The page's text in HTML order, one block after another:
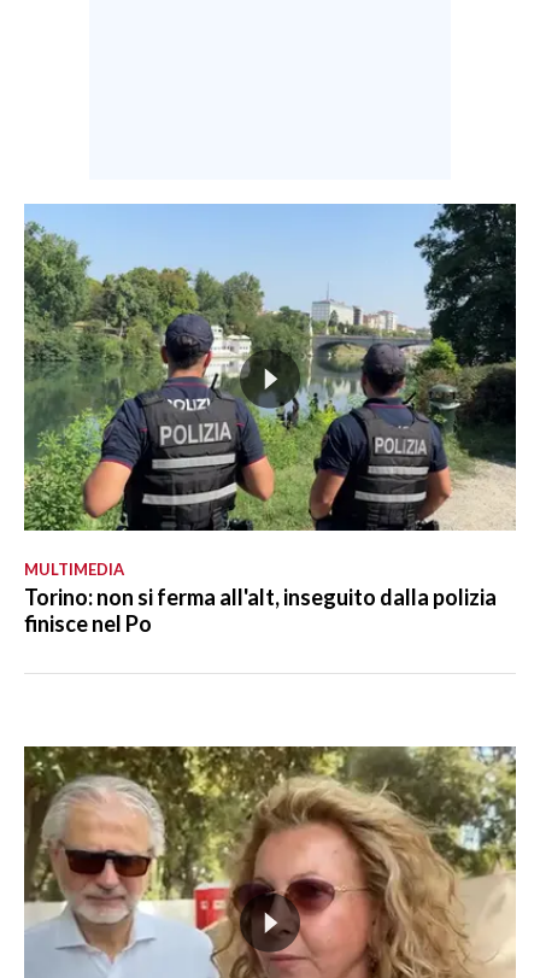
MULTIMEDIA
Torino: non si ferma all'alt, inseguito dalla polizia
finisce nel Po